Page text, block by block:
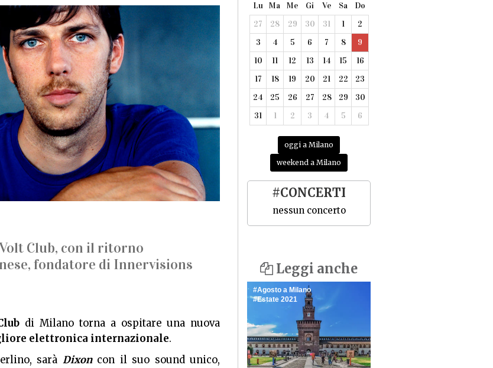
Club, con il ritorno
fondatore di Innervisions
di Milano torna a ospitare una nuova
elettronica internazionale.
sarà Dixon con il suo sound unico,
Lu
Ma Me Gi Ve Sa
Do
27
28 29 30 31 1
2
3
4 5 6 7 8
9
10
11 12 13 14 15
16
17
18 19 20 21 22
23
24
25 26 27 28 29
30
31
1 2 3 4 5 6
oggi a Milano
weekend a Milano
#CONCERTI
nessun concerto
Leggi anche
Agosto a Milano
Estate 2021